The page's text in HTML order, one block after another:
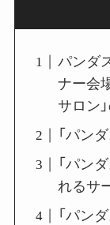
パンダ
ナー会
サロン
「パン
「パン
れるサ
「パン